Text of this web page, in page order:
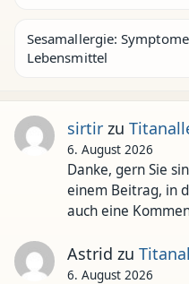
Sesamallergie:
Lebensmittel
sirtirzu
6. August 2026
Danke, gern Sie
einem Beitrag, in
auch eine
Astrid zu
6. August 2026